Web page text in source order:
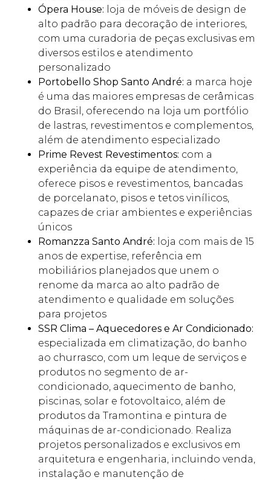
Ópera House: loja de móveis de design de
alto padrão para decoração de interiores,
com uma curadoria de peças exclusivas em
diversos estilos e atendimento
personalizado
Portobello Shop Santo André: a marca hoje
é uma das maiores empresas de cerâmicas
do Brasil, oferecendo na loja um portfólio
de lastras, revestimentos e complementos,
além de atendimento especializado
Prime Revest Revestimentos: com a
experiência da equipe de atendimento,
oferece pisos e revestimentos, bancadas
de porcelanato, pisos e tetos vinílicos,
capazes de criar ambientes e experiências
únicos
Romanzza Santo André: loja com mais de 15
anos de expertise, referência em
mobiliários planejados que unem o
renome da marca ao alto padrão de
atendimento e qualidade em soluções
para projetos
SSR Clima – Aquecedores e Ar Condicionado:
especializada em climatização, do banho
ao churrasco, com um leque de serviços e
produtos no segmento de ar-
condicionado, aquecimento de banho,
piscinas, solar e fotovoltaico, além de
produtos da Tramontina e pintura de
máquinas de ar-condicionado. Realiza
projetos personalizados e exclusivos em
arquitetura e engenharia, incluindo venda,
instalação e manutenção de